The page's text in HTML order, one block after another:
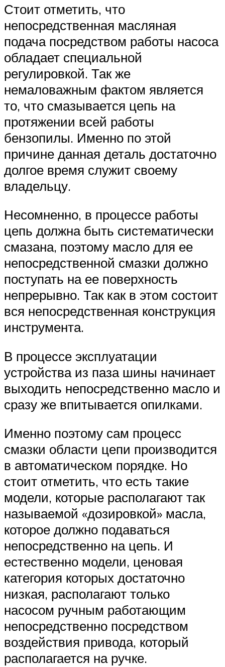
Стоит отметить, что
непосредственная масляная
подача посредством работы насоса
обладает специальной
регулировкой. Так же
немаловажным фактом является
то, что смазывается цепь на
протяжении всей работы
бензопилы. Именно по этой
причине данная деталь достаточно
долгое время служит своему
владельцу.
Несомненно, в процессе работы
цепь должна быть систематически
смазана, поэтому масло для ее
непосредственной смазки должно
поступать на ее поверхность
непрерывно. Так как в этом состоит
вся непосредственная конструкция
инструмента.
В процессе эксплуатации
устройства из паза шины начинает
выходить непосредственно масло и
сразу же впитывается опилками.
Именно поэтому сам процесс
смазки области цепи производится
в автоматическом порядке. Но
стоит отметить, что есть такие
модели, которые располагают так
называемой «дозировкой» масла,
которое должно подаваться
непосредственно на цепь. И
естественно модели, ценовая
категория которых достаточно
низкая, располагают только
насосом ручным работающим
непосредственно посредством
воздействия привода, который
располагается на ручке.